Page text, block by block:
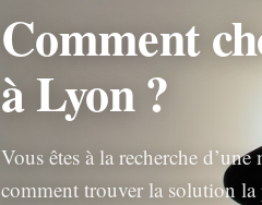
Comment
à Lyon ?
Vous êtes à la recherche
comment trouver la solution la